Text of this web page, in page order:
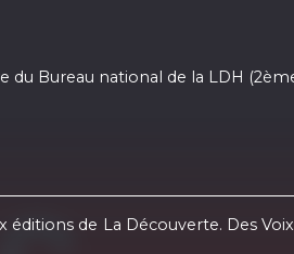
du Bureau national de la LDH
de La Découverte. Des